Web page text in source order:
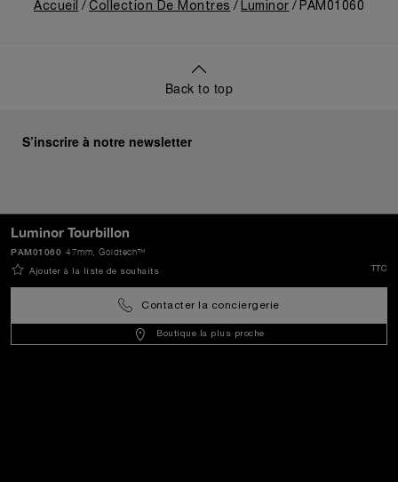
Luminor Tourbillon
47mm , Goldtech™
PAM01060
Ajouter à la liste de souhaits TTC
Contacter la conciergerie
Boutique la plus proche
Accueil Collection De Montres Luminor PAM01060
Back to top
S’inscrire à notre newsletter
France(EUR €)- FR